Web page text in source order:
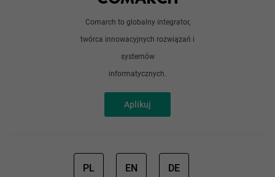
Comarch to globalny integrator,
twórca innowacyjnych rozwiązań i
systemów
informatycznych.
Aplikuj
Doświadczeni programiści
PL EN DE